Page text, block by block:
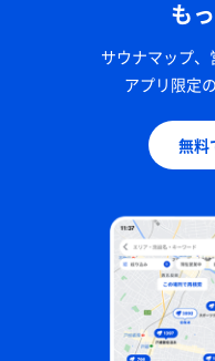
も
サウナマップ、
アプリ限定
無料